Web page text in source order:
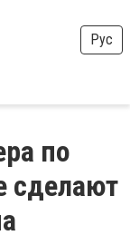
Рус
по
сделают